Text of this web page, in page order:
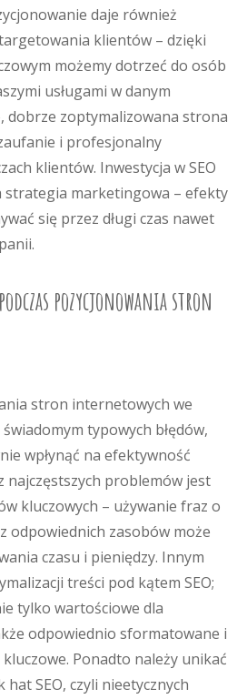
daje również
klientów – dzięki
możemy dotrzeć do osób
usługami w danym
dobrze zoptymalizowana strona
i profesjonalny
klientów. Inwestycja w SEO
strategia marketingowa – efekty
się przez długi czas nawet
pozycjonowania stron
stron internetowych we
typowych błędów,
wpłynąć na efektywność
z najczęstszych problemów jest
kluczowych – używanie fraz o
odpowiednich zasobów może
czasu i pieniędzy. Innym
treści pod kątem SEO;
tylko wartościowe dla
odpowiednio sformatowane i
Ponadto należy unikać
SEO, czyli nieetycznych